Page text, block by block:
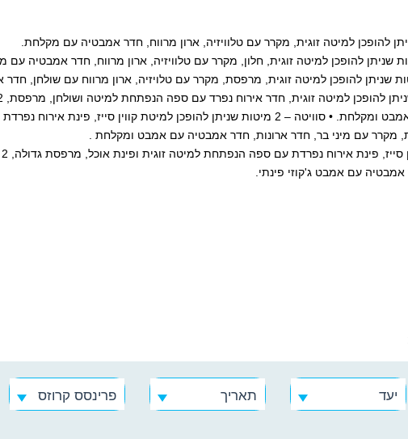
ארונות, חדר אמבטיה עם אמבט ומקלחת. • סוויטה – 2 מיטות שניתן להופכן למיטת קווין
אמבטיה עם אמבט ג'קוזי פינתי.
יעד תאריך פרינסס קרוזס